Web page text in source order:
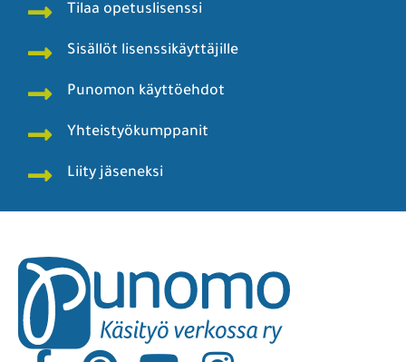
Tilaa opetuslisenssi
Sisällöt lisenssikäyttäjille
Punomon käyttöehdot
Yhteistyökumppanit
Liity jäseneksi